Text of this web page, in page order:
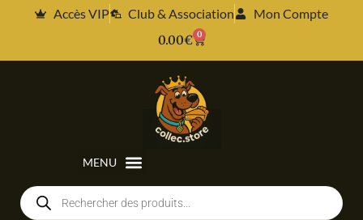
Accès VIP Club & Association
Mon Compte
0.00€ 0